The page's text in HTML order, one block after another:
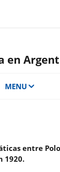
en
MENU
entre
1920.